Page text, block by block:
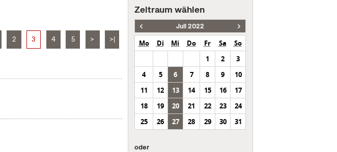
2 3 4 5 > >|
Zeitraum wählen
Juli 2022
Mo Di Mi Do Fr Sa
So
1
2
3
4
5 6 7 8 9
10
11
12 13 14 15 16
17
18
19 20 21 22 23
24
25
26 27 28 29 30 31
oder